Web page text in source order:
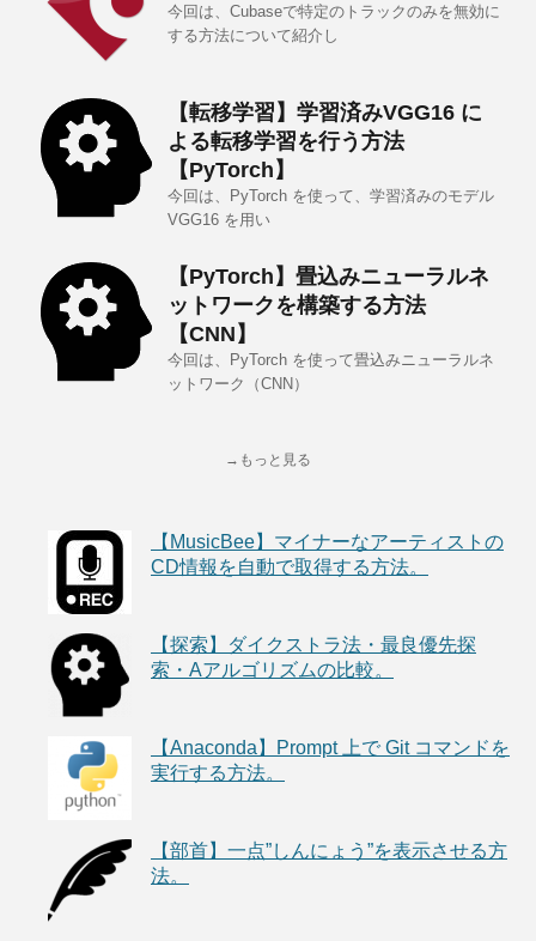
今回は、Cubaseで特定のトラックのみを無効に
する方法について紹介し
【転移学習】学習済みVGG16 に
よる転移学習を行う方法
【PyTorch】
今回は、PyTorch を使って、学習済みのモデル
VGG16 を用い
【PyTorch】畳込みニューラルネ
ットワークを構築する方法
【CNN】
今回は、PyTorch を使って畳込みニューラルネ
ットワーク（CNN）
→もっと見る
【MusicBee】マイナーなアーティストの
CD情報を自動で取得する方法。
【探索】ダイクストラ法・最良優先探
索・Aアルゴリズムの比較。
【Anaconda】Prompt 上で Git コマンドを
実行する方法。
【部首】一点”しんにょう”を表示させる方
法。